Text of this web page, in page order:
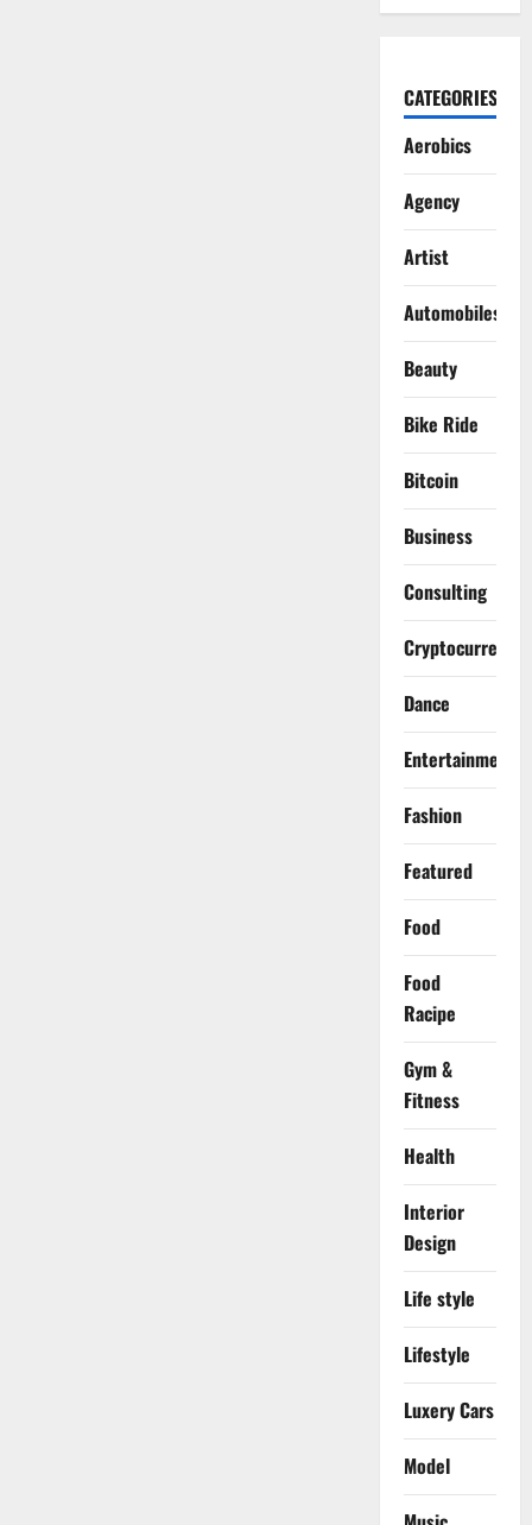
CATEGORIES
Aerobics
Agency
Artist
Automobiles
Beauty
Bike Ride
Bitcoin
Business
Consulting
Cryptocurrency
Dance
Entertainment
Fashion
Featured
Food
Food
Racipe
Gym &
Fitness
Health
Interior
Design
Life style
Lifestyle
Luxery Cars
Model